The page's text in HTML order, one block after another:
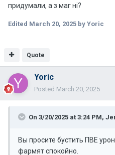
придумали, а з маг ні?
Edited March 20, 2025 by Yoric
Quote
Yoric
Posted March 20, 2025
On 3/20/2025 at 3:24 PM,
Вы просите бустить ПВЕ
фармят спокойно.